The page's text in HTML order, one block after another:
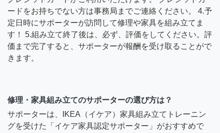
ードをお持ちでない方は事務局までご連絡ください。 4.予
定日時にサポーターが訪問して修理や家具を組み立てま
す！ 5.組み立て終了後は、必ず、評価をしてください。評
価まで完了すると、サポーターが報酬を受け取ることがで
きます。
修理・家具組み立てのサポーターの選び方は？
サポーターは、IKEA（イケア）家具組み立てトレーニン
グを受けた「イケア家具認定サポーター」がおすすめで